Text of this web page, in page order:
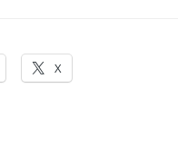
X